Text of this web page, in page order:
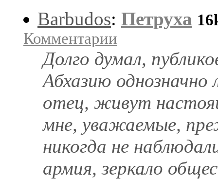
Barbudos: Петруха
Комментарии
Долго думал,
Абхазию
отец, живут
мне, уважаемые,
никогда не
армия, зеркало